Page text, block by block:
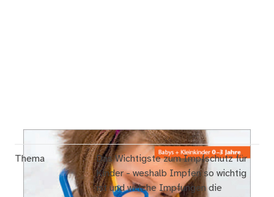
Thema
Das Wichtigste zum Impfschutz für
Kinder - weshalb Impfen so wichtig
ist und welche Impfungen die